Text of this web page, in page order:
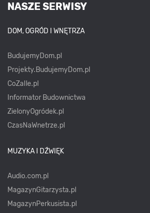
NASZE SERWISY
DOM, OGRÓD I WNĘTRZA
BudujemyDom.pl
Projekty.BudujemyDom.pl
CoZaIle.pl
Informator Budownictwa
ZielonyOgródek.pl
CzasNaWnetrze.pl
MUZYKA I DŹWIĘK
Audio.com.pl
MagazynGitarzysta.pl
MagazynPerkusista.pl